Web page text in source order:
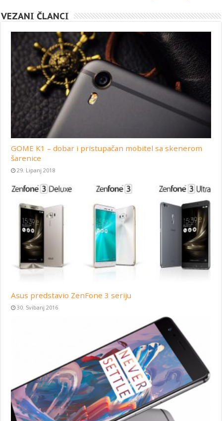
VEZANI ČLANCI
GOME K1 – dobar i pristupačan mobitel sa skenerom
šarenice
29. Lipanj 2018
Asus predstavio ZenFone 3 seriju
30. Svibanj 2016